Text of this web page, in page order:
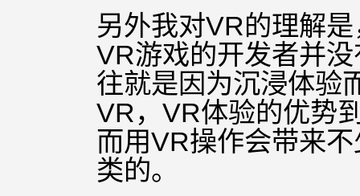
另外我对VR的理解
VR游戏的开发者并
往就是因为沉浸体验
VR，VR体验的优势
而用VR操作会带来
类的。